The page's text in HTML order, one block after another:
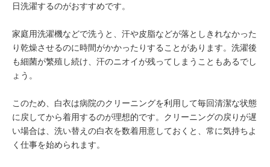
日洗濯するのがおすすめです。
家庭用洗濯機などで洗うと、汗や皮脂などが落としきれなかった
り乾燥させるのに時間がかかったりすることがあります。洗濯後
も細菌が繁殖し続け、汗のニオイが残ってしまうこともあるでし
ょう。
このため、白衣は病院のクリーニングを利用して毎回清潔な状態
に戻してから着用するのが理想的です。クリーニングの戻りが遅
い場合は、洗い替えの白衣を数着用意しておくと、常に気持ちよ
く仕事を始められます。